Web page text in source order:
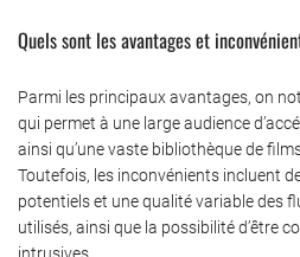
Quels sont les avantages et
Parmi les principaux avantages, on
qui permet à une large audience
ainsi qu’une vaste bibliothèque de
Toutefois, les inconvénients incluent
potentiels et une qualité variable des
utilisés, ainsi que la possibilité d’être